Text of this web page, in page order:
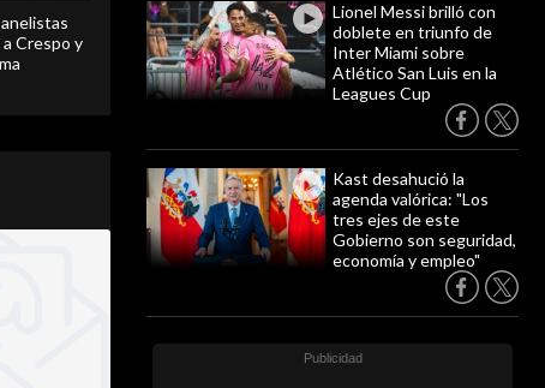
Lionel Messi brilló con
doblete en triunfo de
Inter Miami sobre
Atlético San Luis en la
Leagues Cup
Kast desahució la
agenda valórica: "Los
tres ejes de este
Gobierno son seguridad,
economía y empleo"
Crespo y